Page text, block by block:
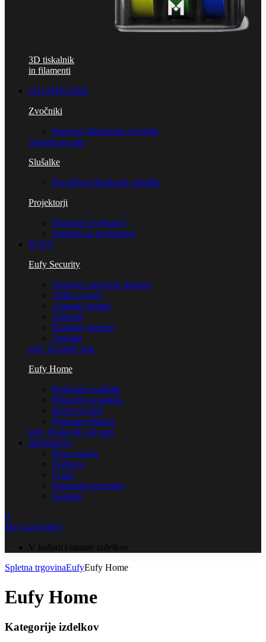
3D tiskalnik
in filamenti
SOUNDCORE
Zvočniki
Prenosni Bluetooth zvočniki
Soundcore app
Slušalke
Brezžične Bluetooth slušalke
Projektorji
Prenosni projektorji
Dodatki za projektorje
EUFY
Eufy Security
Zunanje varnostne kamere
Video zvonci
Alarmni sistemi
Senzorji
Notranje kamere
Dodatki
eufy Security app
Eufy Home
Robotski sesalniki
Pokončni sesalniki
Rezervni deli
Pametne tehtnice
eufy Home & Life app
Informacije
Baza znanja
Podpora
O nas
Partnerski program
Kontakt
0
My Cart0,00 €
V košarici nimate izdelkov
Spletna trgovinaEufyEufy Home
Eufy Home
Kategorije izdelkov